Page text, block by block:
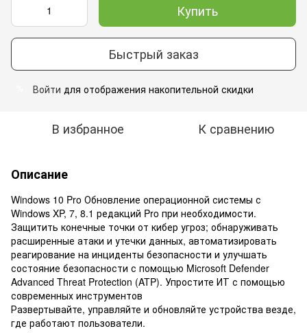
Купить
Быстрый заказ
Войти для отображения накопительной скидки
В избранное К сравнению
Описание
Windows 10 Pro Обновление операционной системы с
Windows XP, 7, 8.1 редакций Pro при необходимости.
Защитить конечные точки от кибер угроз; обнаруживать
расширенные атаки и утечки данных, автоматизировать
реагирование на инциденты безопасности и улучшать
состояние безопасности с помощью Microsoft Defender
Advanced Threat Protection (ATP). Упростите ИТ с помощью
современных инструментов
Развертывайте, управляйте и обновляйте устройства везде,
где работают пользователи.